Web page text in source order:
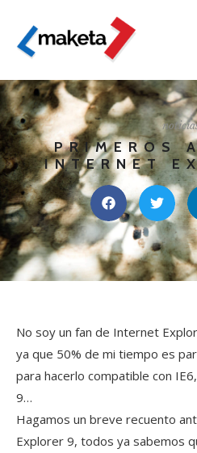
PRIMEROS
INTERNET
No soy un fan de Internet
ya que 50% de mi tiempo es
para hacerlo compatible con
9…
Hagamos un breve recuento
Explorer 9, todos ya sabemos